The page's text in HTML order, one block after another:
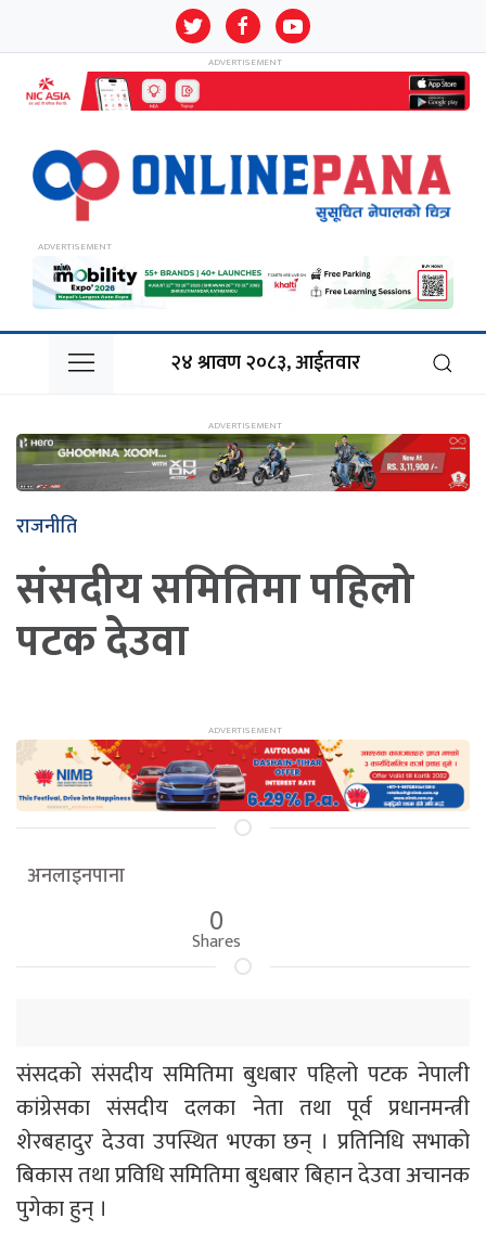
२४ श्रावण २०८३, आईतवार
राजनीति
संसदीय समितिमा पहिलो
पटक देउवा
अनलाइनपाना
0
Shares
संसदको संसदीय समितिमा बुधबार पहिलो पटक नेपाली
कांग्रेसका संसदीय दलका नेता तथा पूर्व प्रधानमन्त्री
शेरबहादुर देउवा उपस्थित भएका छन् । प्रतिनिधि सभाको
बिकास तथा प्रविधि समितिमा बुधबार बिहान देउवा अचानक
पुगेका हुन् ।